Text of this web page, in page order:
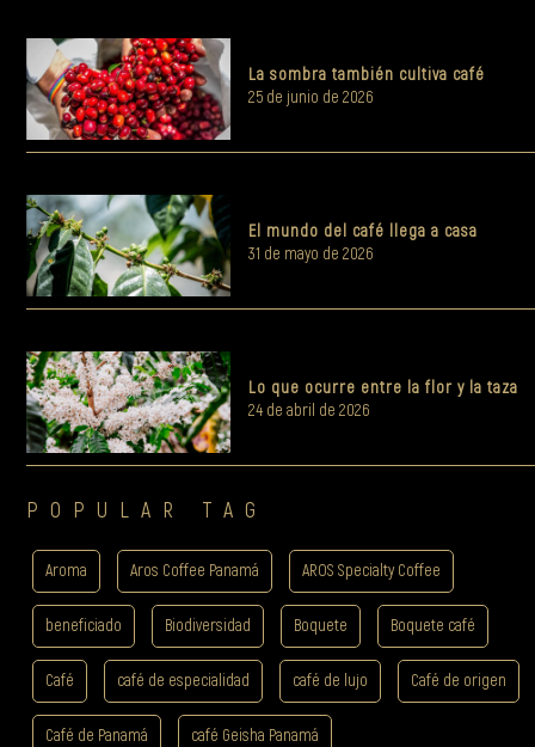
La sombra también cultiva café
25 de junio de 2026
El mundo del café llega a casa
31 de mayo de 2026
Lo que ocurre entre la flor y la taza
24 de abril de 2026
POPULAR TAG
Aroma Aros Coffee Panamá AROS Specialty Coffee
beneficiado Biodiversidad Boquete Boquete café
Café café de especialidad café de lujo Café de origen
Café de Panamá café Geisha Panamá